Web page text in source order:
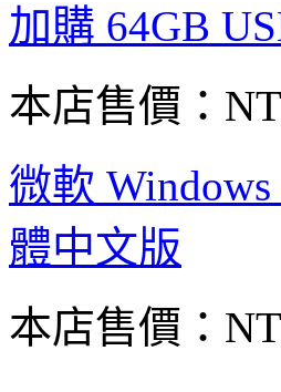
加購 64GB
本店售價：
微軟
體中文版
本店售價：